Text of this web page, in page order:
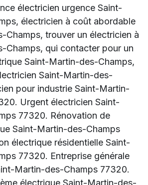
électricien urgence Saint-
électricien à coût abordable
Champs, trouver un électricien à
Champs, qui contacter pour un
Saint-Martin-des-Champs,
Saint-Martin-des-
pour industrie Saint-Martin-
Urgent électricien Saint-
77320. Rénovation de
Saint-Martin-des-Champs
électrique résidentielle Saint-
77320. Entreprise générale
Martin-des-Champs 77320.
électrique Saint-Martin-des-